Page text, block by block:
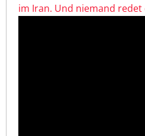
im Iran. Und niemand